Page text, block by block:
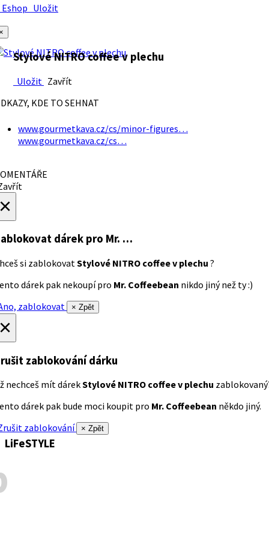
Uložit
Stylové NITRO coffee v plechu
Uložit Zavřít
KDE TO SEHNAT
www.gourmetkava.cz/cs/minor-figures…
www.gourmetkava.cz/cs…
dárek pro Mr. …
si zablokovat Stylové NITRO coffee v plechu ?
dárek pak nekoupí pro Mr. Coffeebean nikdo jiný než ty :)
zablokovat
× Zpět
zablokování dárku
nechceš mít dárekStylové NITRO coffee v plechu
dárek pak bude moci koupit pro Mr. Coffeebean někdo jiný.
zablokování
× Zpět
LiFeSTYLE